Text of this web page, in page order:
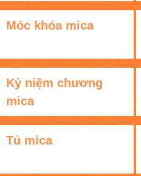
Móc khóa mica
Kỷ niệm chương
mica
Tủ mica